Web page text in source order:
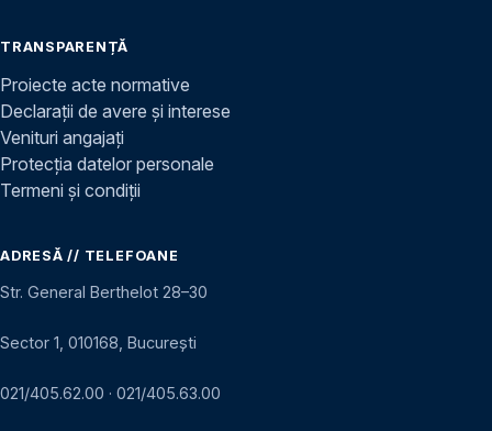
TRANSPARENȚĂ
Proiecte acte normative
Declarații de avere și interese
Venituri angajați
Protecția datelor personale
Termeni și condiții
ADRESĂ // TELEFOANE
Str. General Berthelot 28–30
Sector 1, 010168, București
021/405.62.00 · 021/405.63.00